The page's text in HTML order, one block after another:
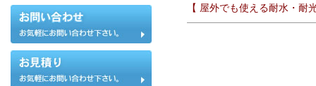
【 屋外でも使える耐水・耐